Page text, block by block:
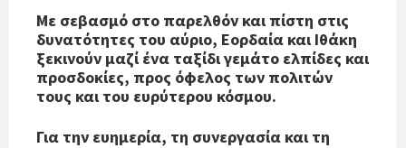
Με σεβασμό στο παρελθόν και πίστη στις
δυνατότητες του αύριο, Εορδαία και Ιθάκη
ξεκινούν μαζί ένα ταξίδι γεμάτο ελπίδες και
προσδοκίες, προς όφελος των πολιτών
τους και του ευρύτερου κόσμου.
Για την ευημερία, τη συνεργασία και τη